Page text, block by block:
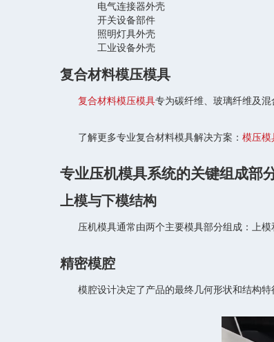
电气连接器外壳
开关设备部件
照明灯具外壳
工业设备外壳
复合材料模压模具
复合材料模压模具专为碳纤维、玻璃纤维及
了解更多专业复合材料模具解决方案： 模压模
专业压机模具系统的关键组成部
上模与下模结构
压机模具通常由两个主要模具部分组成：上
精密模腔
模腔设计决定了产品的最终几何形状和结构